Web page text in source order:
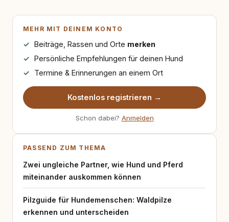
MEHR MIT DEINEM KONTO
Beiträge, Rassen und Orte merken
Persönliche Empfehlungen für deinen Hund
Termine & Erinnerungen an einem Ort
Kostenlos registrieren →
Schon dabei? Anmelden
PASSEND ZUM THEMA
Zwei ungleiche Partner, wie Hund und Pferd
miteinander auskommen können
Pilzguide für Hundemenschen: Waldpilze
erkennen und unterscheiden